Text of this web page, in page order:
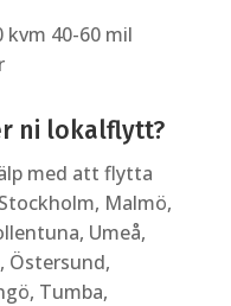
kvm 40-60 mil
ni lokalflytt?
med att flytta
Malmö,
Umeå,
Östersund,
Tumba,